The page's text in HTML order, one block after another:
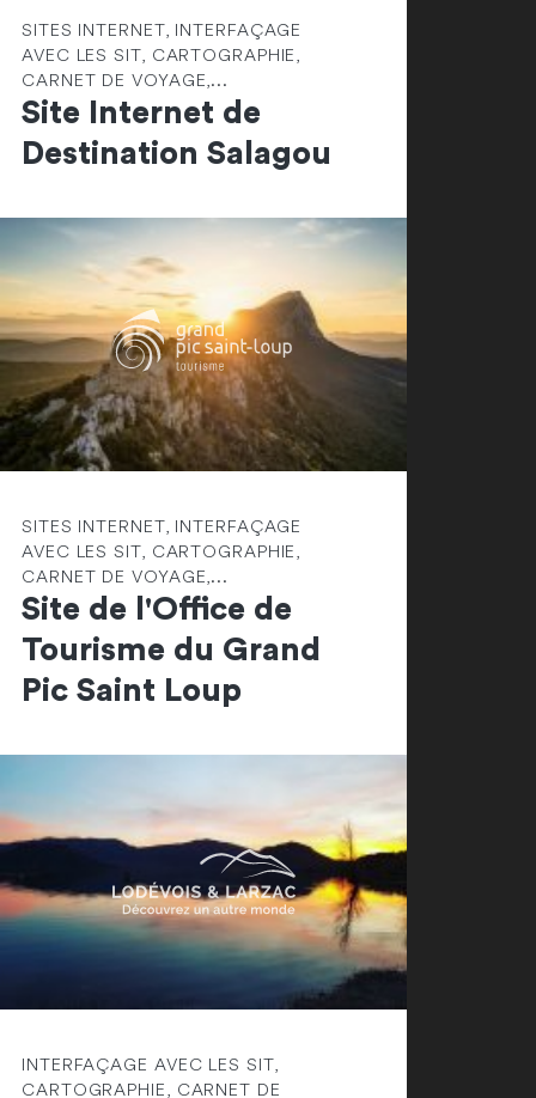
SITES INTERNET, INTERFAÇAGE
AVEC LES SIT, CARTOGRAPHIE,
CARNET DE VOYAGE,...
Site Internet de
Destination Salagou
SITES INTERNET, INTERFAÇAGE
AVEC LES SIT, CARTOGRAPHIE,
CARNET DE VOYAGE,...
Site de l'Office de
Tourisme du Grand
Pic Saint Loup
INTERFAÇAGE AVEC LES SIT,
CARTOGRAPHIE, CARNET DE